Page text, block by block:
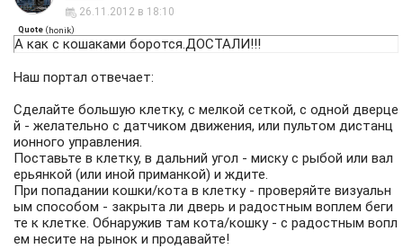
26.11.2012 в 18:10
Quote (honik)
А как с кошаками боротся.ДОСТАЛИ!!!
Наш портал отвечает:
Сделайте большую клетку, с мелкой сеткой, с одной дверце
й - желательно с датчиком движения, или пультом дистанц
ионного управления.
Поставьте в клетку, в дальний угол - миску с рыбой или вал
ерьянкой (или иной приманкой) и ждите.
При попадании кошки/кота в клетку - проверяйте визуальн
ым способом - закрыта ли дверь и радостным воплем беги
те к клетке. Обнаружив там кота/кошку - с радостным вопл
ем несите на рынок и продавайте!